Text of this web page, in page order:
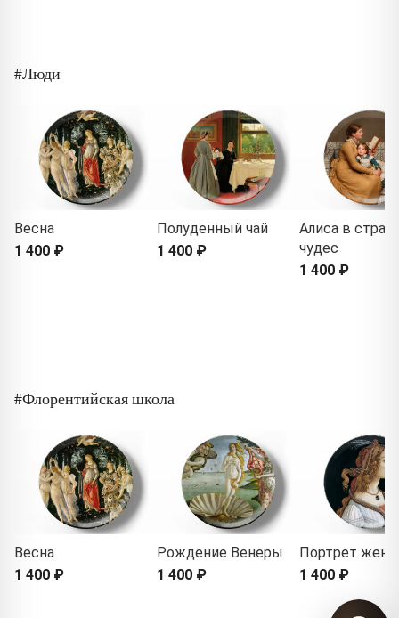
#Люди
Весна
1 400 ₽
Полуденный чай
1 400 ₽
Алиса в
чудес
1 400 ₽
#Флорентийская школа
Весна
1 400 ₽
Рождение Венеры
1 400 ₽
Портрет
1 400 ₽